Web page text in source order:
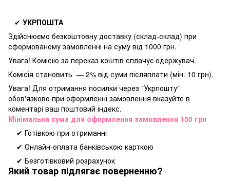
✔ УКРПОШТА
Здійснюємо безкоштовну доставку (склад-склад) при
сформованому замовленні на суму від 1000 грн.
Увага! Комісію за переказ коштів сплачує одержувач.
Комісія становить — 2% від суми післяплати (мін. 10 грн).
Увага! Для отримання посилки через "Укрпошту"
обов'язково при оформленні замовлення вказуйте в
коментарі ваш поштовий індекс.
Мінімальна сума для оформлення замовлення 150 грн
✔ Готівкою при отриманні
✔ Онлайн-оплата банківською карткою
✔ Безготівковий розрахунок
Який товар підлягає поверненню?